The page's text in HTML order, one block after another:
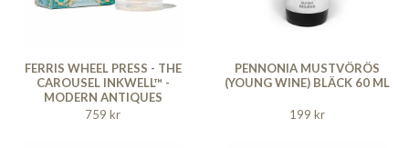
FERRIS WHEEL PRESS - THE
CAROUSEL INKWELL™ -
MODERN ANTIQUES
POLISHED EDITION
759 kr
PENNONIA MUSTVÖRÖS
(YOUNG WINE) BLÄCK 60 ML
199 kr